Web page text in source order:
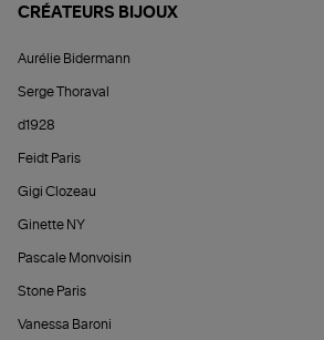
CRÉATEURS BIJOUX
Aurélie Bidermann
Serge Thoraval
d1928
Feidt Paris
Gigi Clozeau
Ginette NY
Pascale Monvoisin
Stone Paris
Vanessa Baroni